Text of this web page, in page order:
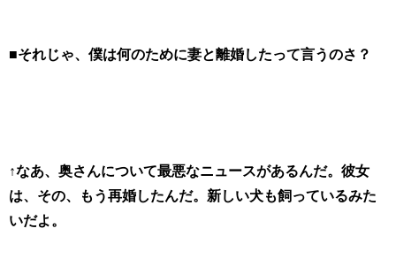
■それじゃ、僕は何のために妻と離婚したって言うのさ？
↑なあ、奥さんについて最悪なニュースがあるんだ。彼女
は、その、もう再婚したんだ。新しい犬も飼っているみた
いだよ。